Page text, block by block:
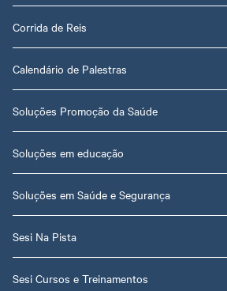
Corrida de Reis
Calendário de Palestras
Soluções Promoção da Saúde
Soluções em educação
Soluções em Saúde e Segurança
Sesi Na Pista
Sesi Cursos e Treinamentos